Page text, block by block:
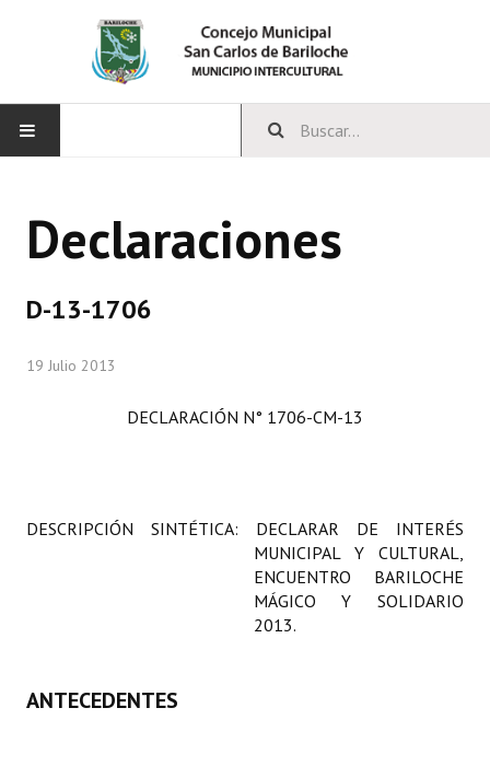
CONCEJO
Comisiones Especiales
Carta Orgánica 2007
Declaraciones
D-13-1706
19 Julio 2013
DECLARACIÓN N° 1706-CM-13
DESCRIPCIÓN SINTÉTICA: DECLARAR DE INTERÉS
MUNICIPAL Y CULTURAL,
ENCUENTRO BARILOCHE
MÁGICO Y SOLIDARIO
2013.
ANTECEDENTES